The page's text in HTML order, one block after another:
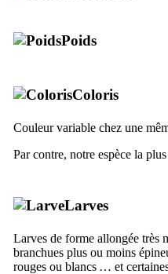
Poids
Coloris
Couleur variable chez une
Par contre, notre espèce la
Larves
Larves de forme allongée très
branchues plus ou moins
rouges ou blancs … et